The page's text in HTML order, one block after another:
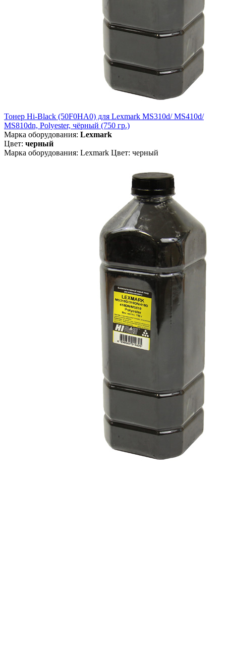
Тонер Hi-Black (50F0HA0) для Lexmark MS310d/ MS410d/
MS810dn, Polyester, чёрный (750 гр.)
Марка оборудования: Lexmark
Цвет: черный
Марка оборудования: Lexmark Цвет: черный